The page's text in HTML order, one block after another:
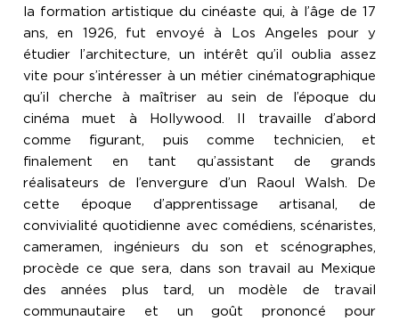
la formation artistique du cinéaste qui, à l’âge de 17
ans, en 1926, fut envoyé à Los Angeles pour y
étudier l’architecture, un intérêt qu’il oublia assez
vite pour s’intéresser à un métier cinématographique
qu’il cherche à maîtriser au sein de l’époque du
cinéma muet à Hollywood. Il travaille d’abord
comme figurant, puis comme technicien, et
finalement en tant qu’assistant de grands
réalisateurs de l’envergure d’un Raoul Walsh. De
cette époque d’apprentissage artisanal, de
convivialité quotidienne avec comédiens, scénaristes,
cameramen, ingénieurs du son et scénographes,
procède ce que sera, dans son travail au Mexique
des années plus tard, un modèle de travail
communautaire et un goût prononcé pour